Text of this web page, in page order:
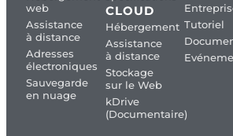
web
Assistance
à distance
Adresses
électroniques
Sauvegarde
en nuage
CLOUD
Hébergement
Assistance
à distance
Stockage
sur le Web
kDrive
(Documentaire)
Tutoriel